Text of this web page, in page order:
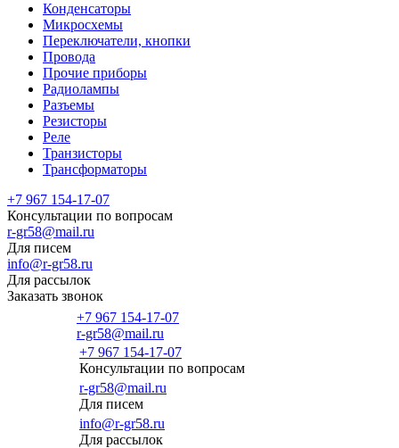
Конденсаторы
Микросхемы
Переключатели, кнопки
Провода
Прочие приборы
Радиолампы
Разъемы
Резисторы
Реле
Транзисторы
Трансформаторы
+7 967 154-17-07
Консультации по вопросам
r-gr58@mail.ru
Для писем
info@r-gr58.ru
Для рассылок
Заказать звонок
+7 967 154-17-07
r-gr58@mail.ru
+7 967 154-17-07
Консультации по вопросам
r-gr58@mail.ru
Для писем
info@r-gr58.ru
Для рассылок